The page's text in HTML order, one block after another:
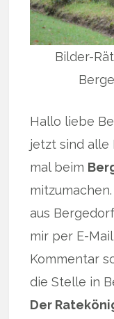
Bilder-
Hallo liebe
jetzt sind alle
mal beim
aus
mir per E-
Kommentar
die Stelle in
Der